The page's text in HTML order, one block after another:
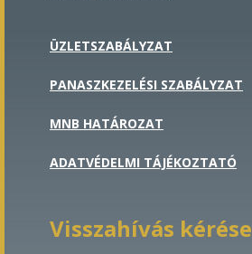
ÜZLETSZABÁLYZAT
PANASZKEZELÉSI SZABÁLYZAT
MNB HATÁROZAT
ADATVÉDELMI TÁJÉKOZTATÓ
Visszahívás kérése